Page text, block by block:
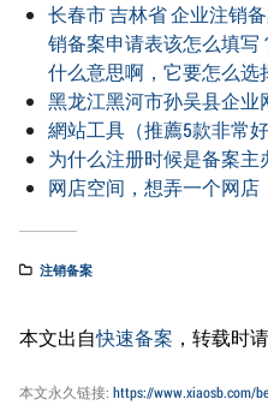
长春市 吉林省 企业注销
销备案申请表该怎么填
什么意思啊，它要怎么选
黑龙江黑河市孙吴县企业
網站工具（推薦5款非常
为什么注册时候是备案主
网店空间，想弄一个网
注销备案
本文出自快速备案 ，转载时
本文永久链接: https://www.xiaosb.com/